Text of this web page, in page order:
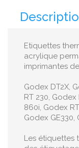
Etiquettes
acrylique
imprimantes
Godex DT2X,
RT 230,
860i, Godex
Godex GE330,
Les étiquettes